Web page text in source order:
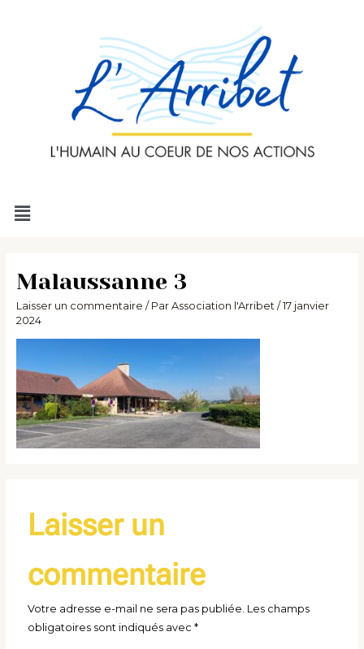
Menu
Malaussanne 3
Laisser un commentaire / Par Association l'Arribet / 17 janvier
2024
Laisser un
commentaire
Votre adresse e-mail ne sera pas publiée. Les champs
obligatoires sont indiqués avec*